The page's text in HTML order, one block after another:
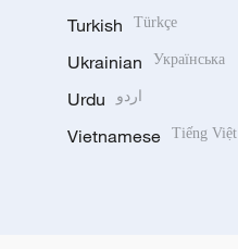
Turkish Türkçe
Ukrainian Українська
Urdu اردو
Vietnamese Tiếng Việt